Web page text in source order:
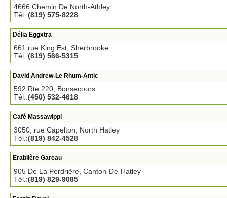
4666 Chemin De North-Athley
Tél.:(819) 575-8228
Délia Eggxtra
661 rue King Est, Sherbrooke
Tél.:(819) 566-5315
David Andrew-Le Rhum-Antic
592 Rte 220, Bonsecours
Tél.:(450) 532-4618
Café Massawippi
3050, rue Capelton, North Hatley
Tél.:(819) 842-4528
Erablière Gareau
905 De La Perdrière, Canton-De-Hatley
Tél.:(819) 829-9085